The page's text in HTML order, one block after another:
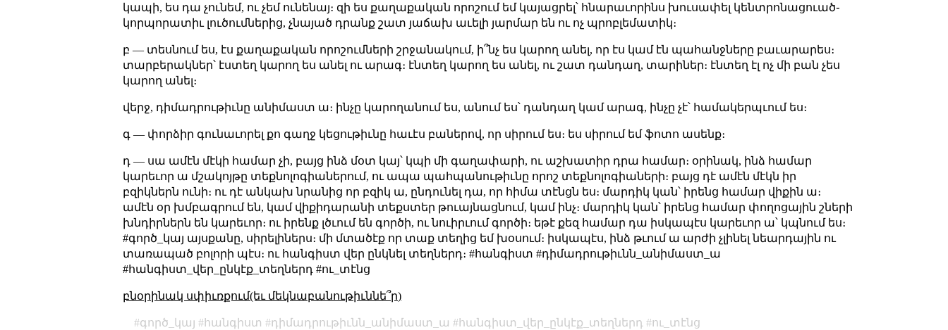
կապի, ես դա չունեմ, ու չեմ ունենայ։ զի ես քաղաքական որոշում եմ կայացրել՝ հնարաւորինս խուսափել կենտրոնացուած֊
կորպորատիւ լուծումներից, չնայած դրանք շատ յաճախ աւելի յարմար են ու ոչ պրոբլեմատիկ։
բ — տեսնում ես, էս քաղաքական որոշումների շրջանակում, ի՞նչ ես կարող անել, որ էս կամ էն պահանջները բաւարարես։
տարբերակներ՝ էստեղ կարող ես անել ու արագ։ էնտեղ կարող ես անել, ու շատ դանդաղ, տարիներ։ էնտեղ էլ ոչ մի բան չես
կարող անել։
վերջ, դիմադրութիւնը անիմաստ ա։ ինչը կարողանում ես, անում ես՝ դանդաղ կամ արագ, ինչը չէ՝ համակերպւում ես։
գ — փորձիր գունաւորել քո գաղջ կեցութիւնը հաւէս բաներով, որ սիրում ես։ ես սիրում եմ ֆոտո ասենք։
դ — սա ամէն մէկի համար չի, բայց ինձ մօտ կայ՝ կպի մի գաղափարի, ու աշխատիր դրա համար։ օրինակ, ինձ համար
կարեւոր ա մշակոյթը տեքնոլոգիաներում, ու ապա պահպանութիւնը որոշ տեքնոլոգիաների։ բայց դէ ամէն մէկն իր
բզիկներն ունի։ ու դէ անկախ նրանից որ բզիկ ա, ընդունել դա, որ հիմա տէնցն ես։ մարդիկ կան՝ իրենց համար վիքին ա։
ամէն օր խմբագրում են, կամ վիքիդարանի տեքստեր թուայնացնում, կամ ինչ։ մարդիկ կան՝ իրենց համար փողոցային շների
խնդիրներն են կարեւոր։ ու իրենք լծւում են գործի, ու նուիրւում գործի։ եթէ քեզ համար դա իսկապէս կարեւոր ա՝ կպնում ես։
#գործ_կայ այսքանը, սիրելիներս։ մի մտածէք որ տաք տեղից եմ խօսում։ իսկապէս, ինձ թւում ա արժի չլինել նեարդային ու
տառապած բոլորի պէս։ ու հանգիստ վեր ընկնել տեղներդ։ #հանգիստ #դիմադրութիւնն_անիմաստ_ա
#հանգիստ_վեր_ընկէք_տեղներդ #ու_տէնց
բնօրինակ սփիւռքում(եւ մեկնաբանութիւննե՞ր)
գործ_կայ հանգիստ դիմադրութիւնն_անիմաստ_ա հանգիստ_վեր_ընկէք_տեղներդ ու_տէնց